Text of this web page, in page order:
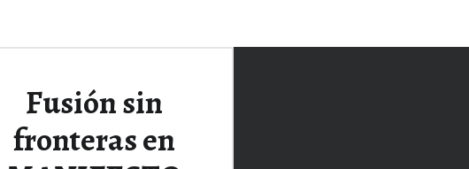
Fusión sin
fronteras en